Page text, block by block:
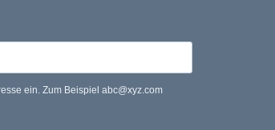
ein. Zum Beispiel abc@xyz.com